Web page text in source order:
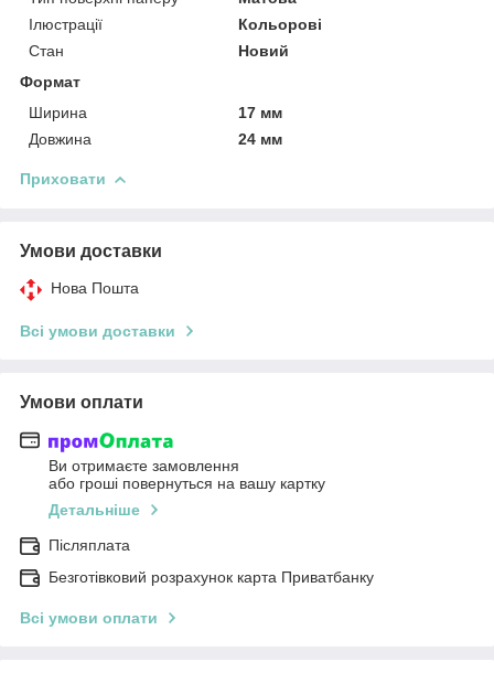
Ілюстрації
Кольорові
Стан
Новий
Формат
Ширина
17 мм
Довжина
24 мм
Приховати
Умови доставки
Нова Пошта
Всі умови доставки
Умови оплати
Ви отримаєте замовлення
або гроші повернуться на вашу картку
Детальніше
Післяплата
Безготівковий розрахунок карта Приватбанку
Всі умови оплати